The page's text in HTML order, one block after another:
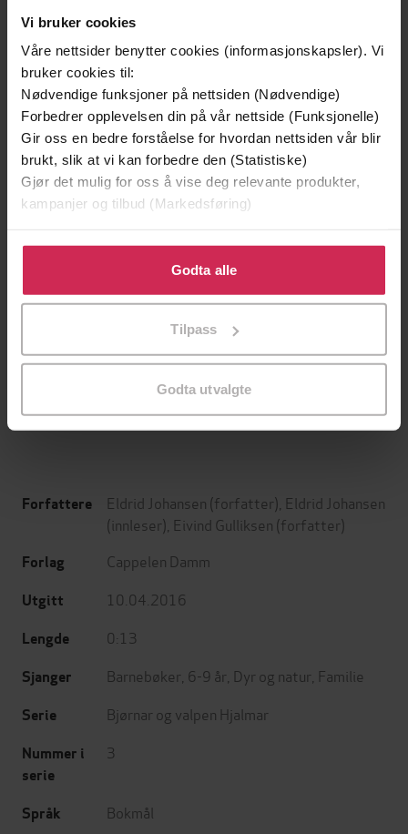
Vi bruker cookies
Våre nettsider benytter cookies (informasjonskapsler). Vi
bruker cookies til:
Nødvendige funksjoner på nettsiden (Nødvendige)
Forbedrer opplevelsen din på vår nettside (Funksjonelle)
Gir oss en bedre forståelse for hvordan nettsiden vår blir
brukt, slik at vi kan forbedre den (Statistiske)
Gjør det mulig for oss å vise deg relevante produkter,
kampanjer og tilbud (Markedsføring)
Klikk på «Godta alle» for å gi oss ditt samtykke til å
bruke cookies for alle disse formålene. Du kan også
tilpasse ditt samtykke til spesifikke formål ved å klikke
Godta alle
Tilpass
Godta utvalgte
Premium
Vinner av Rivertonprisen
Minnesota
Premium
Utskudd
Forfattere Eldrid Johansen (forfatter), Eldrid Johansen
(innleser), Eivind Gulliksen (forfatter)
Forlag Cappelen Damm
Utgitt 10.04.2016
Lengde 0:13
Sjanger Barnebøker 6-9 år Dyr og natur Familie
Serie Bjørnar og valpen Hjalmar
Nummer i
serie
3
Språk Bokmål